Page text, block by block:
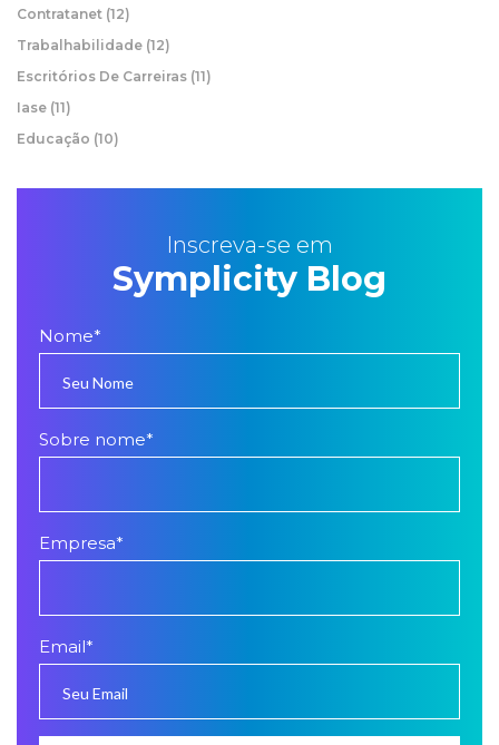
Contratanet (12)
Trabalhabilidade (12)
Escritórios De Carreiras (11)
Iase (11)
Educação (10)
Inscreva-se em
Symplicity Blog
Nome*
Sobre nome*
Empresa*
Email*